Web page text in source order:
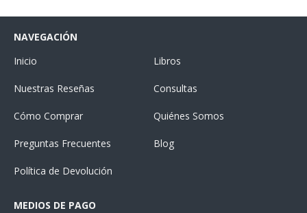
NAVEGACIÓN
Inicio
Libros
Nuestras Reseñas Consultas
Cómo Comprar Quiénes Somos
Preguntas Frecuentes Blog
Política de Devolución
MEDIOS DE PAGO